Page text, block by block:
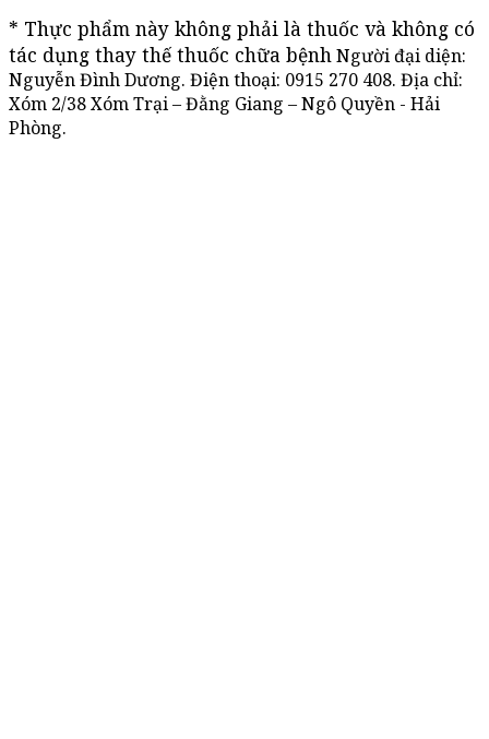
* Thực phẩm này không phải là thuốc và không có
tác dụng thay thế thuốc chữa bệnhNgười đại diện:
Nguyễn Đình Dương. Điện thoại: 0915 270 408. Địa chỉ:
Xóm 2/38 Xóm Trại – Đằng Giang – Ngô Quyền - Hải
Phòng.